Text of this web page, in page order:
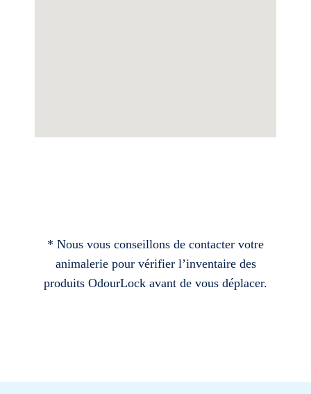
* Nous vous conseillons de contacter votre
animalerie pour vérifier l’inventaire des
produits OdourLock avant de vous déplacer.